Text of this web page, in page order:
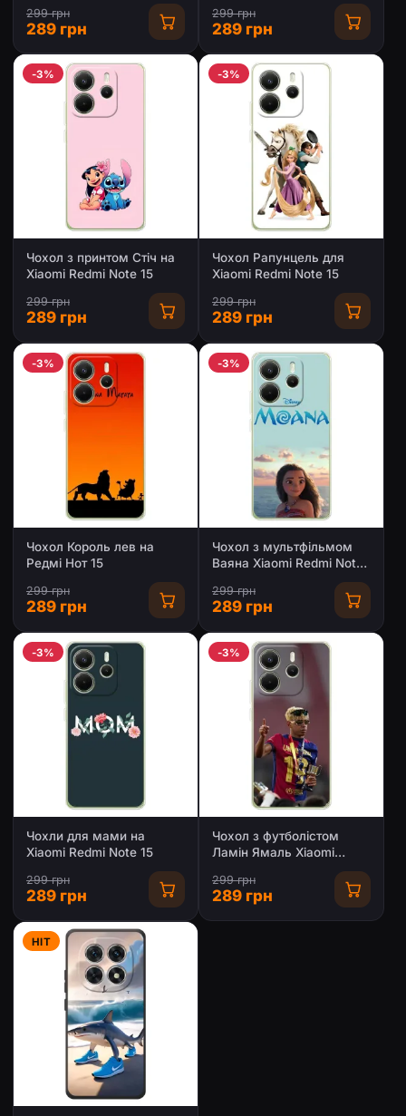
299 грн
289 грн
299 грн
289 грн
-3%
Чохол з принтом Стіч на
Xiaomi Redmi Note 15
299 грн
289 грн
-3%
Чохол Рапунцель для
Xiaomi Redmi Note 15
299 грн
289 грн
-3%
Чохол Король лев на
Редмі Нот 15
299 грн
289 грн
-3%
Чохол з мультфільмом
Ваяна Xiaomi Redmi Note
299 грн
289 грн
-3%
Чохли для мами на
Xiaomi Redmi Note 15
299 грн
289 грн
-3%
Чохол з футболістом
Ламін Ямаль Xiaomi
299 грн
289 грн
HIT